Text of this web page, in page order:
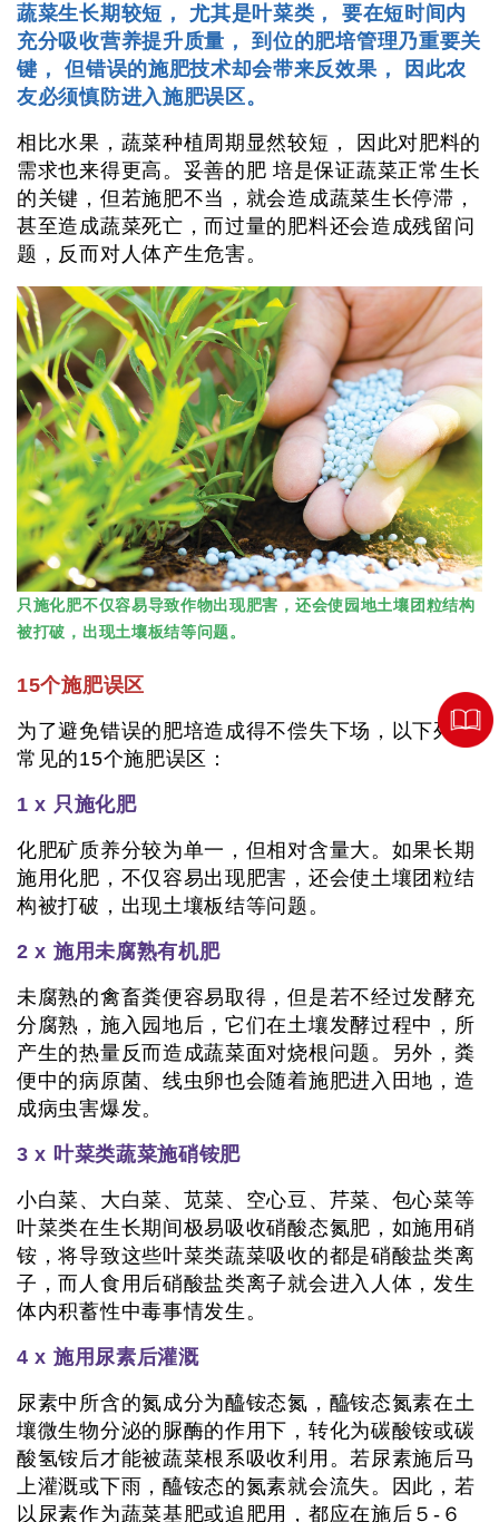
蔬菜生长期较短， 尤其是叶菜类， 要在短时间内
充分吸收营养提升质量， 到位的肥培管理乃重要关
键， 但错误的施肥技术却会带来反效果， 因此农
友必须慎防进入施肥误区。
相比水果，蔬菜种植周期显然较短， 因此对肥料的
需求也来得更高。妥善的肥 培是保证蔬菜正常生长
的关键，但若施肥不当，就会造成蔬菜生长停滞，
甚至造成蔬菜死亡，而过量的肥料还会造成残留问
题，反而对人体产生危害。
只施化肥不仅容易导致作物出现肥害，还会使园地土壤团粒结构
被打破，出现土壤板结等问题。
15个施肥误区
为了避免错误的肥培造成得不偿失下场，以下列出
常见的15个施肥误区：
1 x 只施化肥
化肥矿质养分较为单一，但相对含量大。如果长期
施用化肥，不仅容易出现肥害，还会使土壤团粒结
构被打破，出现土壤板结等问题。
2 x 施用未腐熟有机肥
未腐熟的禽畜粪便容易取得，但是若不经过发酵充
分腐熟，施入园地后，它们在土壤发酵过程中，所
产生的热量反而造成蔬菜面对烧根问题。另外，粪
便中的病原菌、线虫卵也会随着施肥进入田地，造
成病虫害爆发。
3 x 叶菜类蔬菜施硝铵肥
小白菜、大白菜、苋菜、空心豆、芹菜、包心菜等
叶菜类在生长期间极易吸收硝酸态氮肥，如施用硝
铵，将导致这些叶菜类蔬菜吸收的都是硝酸盐类离
子，而人食用后硝酸盐类离子就会进入人体，发生
体内积蓄性中毒事情发生。
4 x 施用尿素后灌溉
尿素中所含的氮成分为醯铵态氮，醯铵态氮素在土
壤微生物分泌的脲酶的作用下，转化为碳酸铵或碳
酸氢铵后才能被蔬菜根系吸收利用。若尿素施后马
上灌溉或下雨，醯铵态的氮素就会流失。因此，若
以尿素作为蔬菜基肥或追肥用，都应在施后５-６